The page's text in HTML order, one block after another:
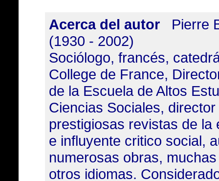
Acerca del autor
Pierre
(1930 - 2002)
Sociólogo, francés,
College de France,
de la Escuela de Altos
Ciencias Sociales,
prestigiosas revistas de la
e influyente critico social,
numerosas obras,
otros idiomas.